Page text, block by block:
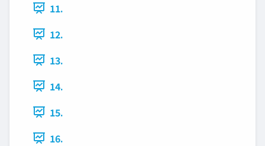
11.
12.
13.
14.
15.
16.